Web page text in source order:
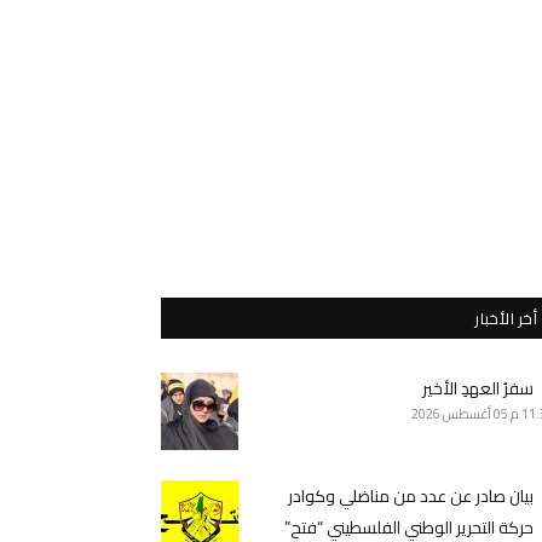
أخر الأخبار
سفرُ العهدِ الأخير
م 05 أغسطس 2026
بيان صادر عن عدد من مناضلي وكوادر
حركة التحرير الوطني الفلسطيني “فتح”